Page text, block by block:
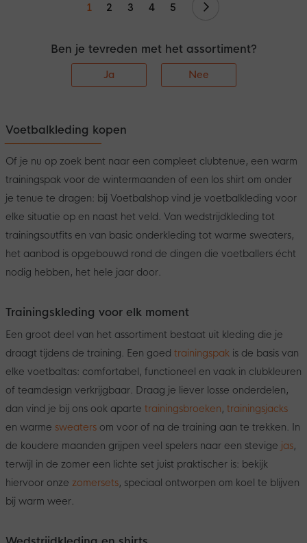
1 2 3 4 5
Ben je tevreden met het assortiment?
Ja Nee
Voetbalkleding kopen
Of je nu op zoek bent naar een compleet clubtenue, een warm
trainingspak voor de wintermaanden of een los shirt om onder
je tenue te dragen: bij Voetbalshop vind je voetbalkleding voor
elke situatie op en naast het veld. Van wedstrijdkleding tot
trainingsoutfits en van basic onderkleding tot warme sweaters,
het aanbod is opgebouwd rond de dingen die voetballers écht
nodig hebben, het hele jaar door.
Trainingskleding voor elk moment
Een groot deel van het assortiment bestaat uit kleding die je
draagt tijdens de training. Een goed trainingspak is de basis van
elke voetbaltas: comfortabel, functioneel en vaak in clubkleuren
of teamdesign verkrijgbaar. Draag je liever losse onderdelen,
dan vind je bij ons ook aparte trainingsbroeken, trainingsjacks
en warme sweaters om voor of na de training aan te trekken. In
de koudere maanden grijpen veel spelers naar een stevige jas,
terwijl in de zomer een lichte set juist praktischer is: bekijk
hiervoor onze zomersets, speciaal ontworpen om koel te blijven
bij warm weer.